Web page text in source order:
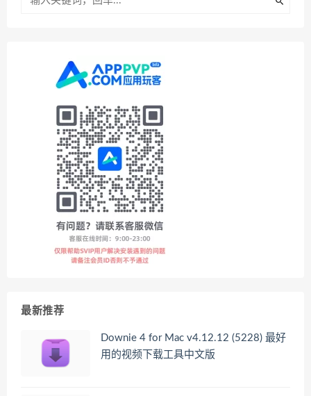
最新推荐
Downie 4 for Mac v4.12.12 (5228) 最好
用的视频下载工具中文版